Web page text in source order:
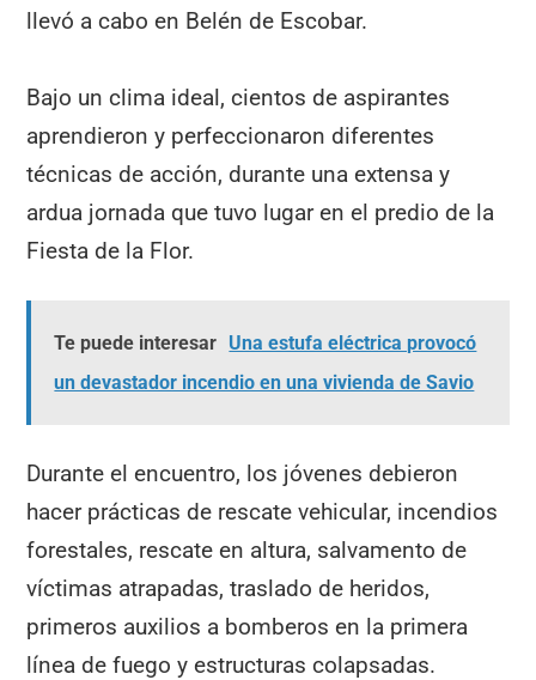
llevó a cabo en Belén de Escobar.
Bajo un clima ideal, cientos de aspirantes
aprendieron y perfeccionaron diferentes
técnicas de acción, durante una extensa y
ardua jornada que tuvo lugar en el predio de la
Fiesta de la Flor.
Te puede interesar Una estufa eléctrica provocó
un devastador incendio en una vivienda de Savio
Durante el encuentro, los jóvenes debieron
hacer prácticas de rescate vehicular, incendios
forestales, rescate en altura, salvamento de
víctimas atrapadas, traslado de heridos,
primeros auxilios a bomberos en la primera
línea de fuego y estructuras colapsadas.